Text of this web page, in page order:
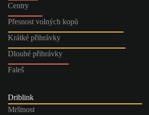
Centry
Přesnost volných kopů
Krátké přihrávky
Dlouhé přihrávky
Faleš
Driblink
Mrštnost